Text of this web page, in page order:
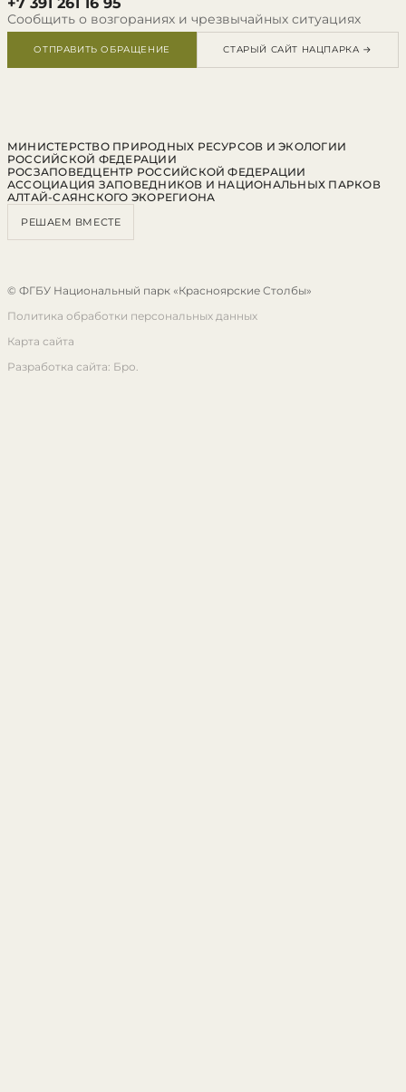
Сообщить о возгораниях и чрезвычайных ситуациях
ОТПРАВИТЬ ОБРАЩЕНИЕ СТАРЫЙ САЙТ НАЦПАРКА →
МИНИСТЕРСТВО ПРИРОДНЫХ РЕСУРСОВ И ЭКОЛОГИИ
РОССИЙСКОЙ ФЕДЕРАЦИИ
РОСЗАПОВЕДЦЕНТР РОССИЙСКОЙ ФЕДЕРАЦИИ
АССОЦИАЦИЯ ЗАПОВЕДНИКОВ И НАЦИОНАЛЬНЫХ ПАРКОВ
АЛТАЙ-САЯНСКОГО ЭКОРЕГИОНА
РЕШАЕМ ВМЕСТЕ
© ФГБУ Национальный парк «Красноярские Столбы»
Политика обработки персональных данных
Карта сайта
Разработка сайта: Бро.